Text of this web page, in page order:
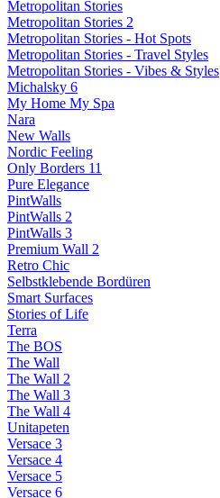
Metropolitan Stories
Metropolitan Stories 2
Metropolitan Stories - Hot Spots
Metropolitan Stories - Travel Styles
Metropolitan Stories - Vibes & Styles
Michalsky 6
My Home My Spa
Nara
New Walls
Nordic Feeling
Only Borders 11
Pure Elegance
PintWalls
PintWalls 2
PintWalls 3
Premium Wall 2
Retro Chic
Selbstklebende Bordüren
Smart Surfaces
Stories of Life
Terra
The BOS
The Wall
The Wall 2
The Wall 3
The Wall 4
Unitapeten
Versace 3
Versace 4
Versace 5
Versace 6